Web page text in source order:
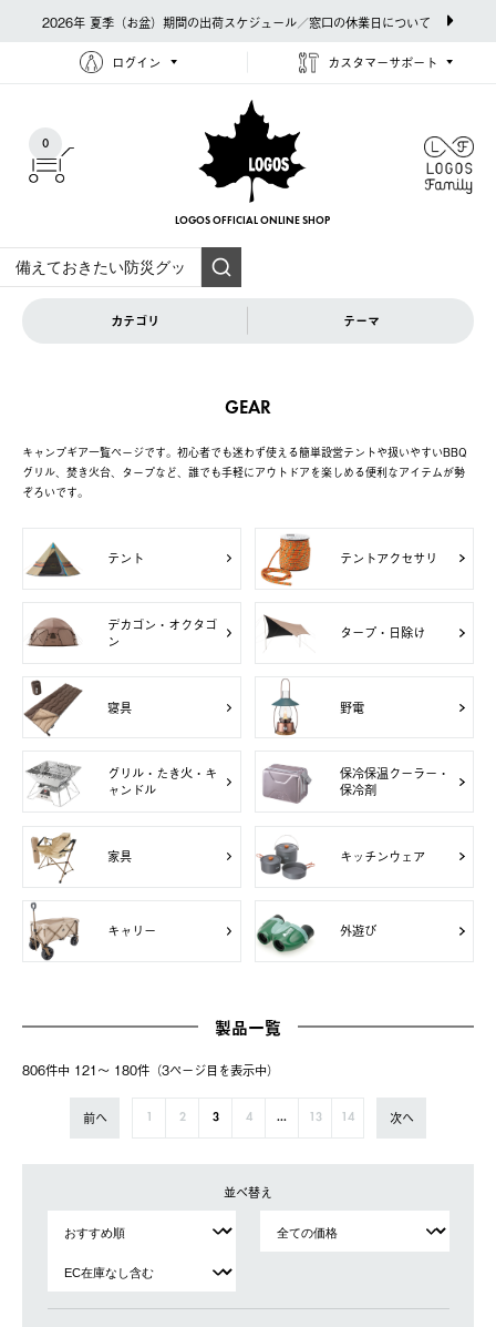
2026年 夏季（お盆）期間の出荷スケジュール／窓口の休業日について
ログイン カスタマーサポート
0
LOGOS OFFICIAL ONLINE SHOP
カテゴリ テーマ
GEAR
キャンプギア一覧ページです。初心者でも迷わず使える簡単設営テントや扱いやすいBBQ
グリル、焚き火台、タープなど、誰でも手軽にアウトドアを楽しめる便利なアイテムが勢
ぞろいです。
テント テントアクセサリ
デカゴン・オクタゴ
ン
タープ・日除け
寝具 野電
グリル・たき火・キ
ャンドル
保冷保温クーラー・
保冷剤
家具 キッチンウェア
キャリー 外遊び
製品一覧
806件中 121〜 180件（3ページ⽬を表⽰中）
前へ 2 3 4 ... 13 14 次へ
並べ替え